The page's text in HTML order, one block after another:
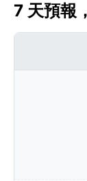
7 天預報